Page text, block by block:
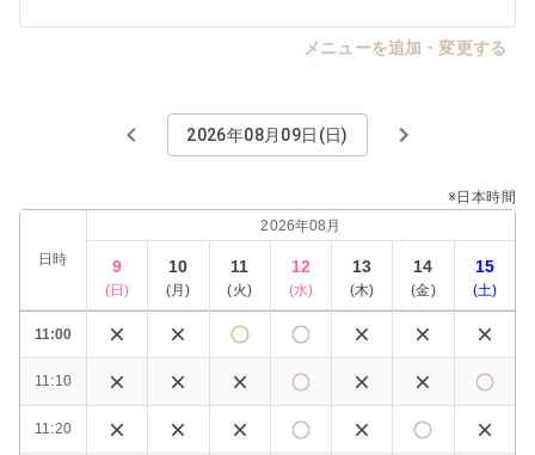
メニューを追加・変更する
2026年08月09日(日)
※日本時間
日時
2026年08月
9
(日)
10
(月)
11
(火)
12
(水)
13
(木)
14
(金)
15
(土)
11:00
11:10
11:20